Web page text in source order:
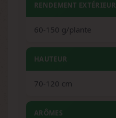
RENDEMENT EXTÉRIEUR
60-150 g/plante
HAUTEUR
70-120 cm
ARÔMES